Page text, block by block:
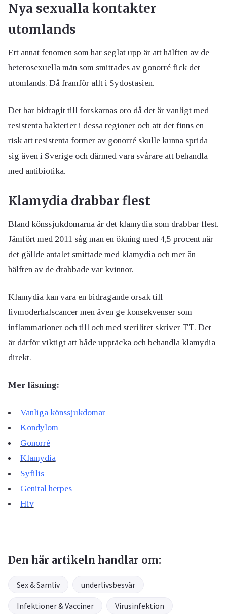
Nya sexualla kontakter
utomlands
Ett annat fenomen som har seglat upp är att hälften av de
heterosexuella män som smittades av gonorré fick det
utomlands. Då framför allt i Sydostasien.
Det har bidragit till forskarnas oro då det är vanligt med
resistenta bakterier i dessa regioner och att det finns en
risk att resistenta former av gonorré skulle kunna sprida
sig även i Sverige och därmed vara svårare att behandla
med antibiotika.
Klamydia drabbar flest
Bland könssjukdomarna är det klamydia som drabbar flest.
Jämfört med 2011 såg man en ökning med 4,5 procent när
det gällde antalet smittade med klamydia och mer än
hälften av de drabbade var kvinnor.
Klamydia kan vara en bidragande orsak till
livmoderhalscancer men även ge konsekvenser som
inflammationer och till och med sterilitet skriver TT. Det
är därför viktigt att både upptäcka och behandla klamydia
direkt.
Mer läsning:
Vanliga könssjukdomar
Kondylom
Gonorré
Klamydia
Syfilis
Genital herpes
Hiv
Den här artikeln handlar om:
Sex & Samliv underlivsbesvär
Infektioner & Vacciner Virusinfektion